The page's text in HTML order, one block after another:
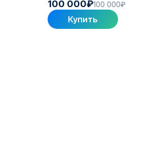
100 000₽100 000₽
Купить